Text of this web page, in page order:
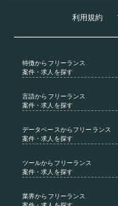
利用規約
特徴からフリーランス
案件・求人を探す
言語からフリーランス
案件・求人を探す
データベース からフリーランス
案件・求人を探す
ツールからフリーランス
案件・求人を探す
業界からフリーランス